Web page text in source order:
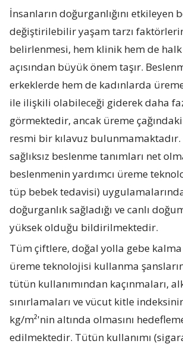
İnsanların doğurganlığını etkileyen
değiştirilebilir yaşam tarzı
belirlenmesi, hem klinik hem de halk
açısından büyük önem taşır.
erkeklerde hem de kadınlarda
ile ilişkili olabileceği giderek daha
görmektedir, ancak üreme
resmi bir kılavuz bulunmamaktadır.
sağlıksız beslenme tanımları net
beslenmenin yardımcı üreme
tüp bebek tedavisi)
doğurganlık sağladığı ve canlı
yüksek olduğu bildirilmektedir.
Tüm çiftlere, doğal yolla gebe kalma
üreme teknolojisi kullanma
tütün kullanımından kaçınmaları,
sınırlamaları ve vücut kitle
kg/m²'nin altında olmasını
edilmektedir. Tütün kullanımı